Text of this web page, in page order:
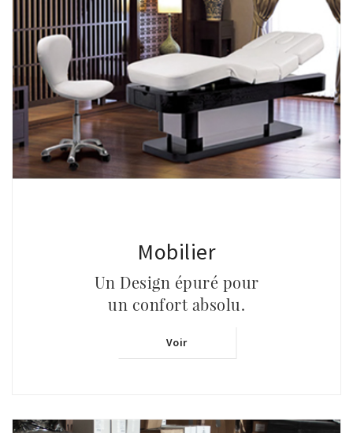
Mobilier
Un Design épuré pour
un confort absolu.
Voir